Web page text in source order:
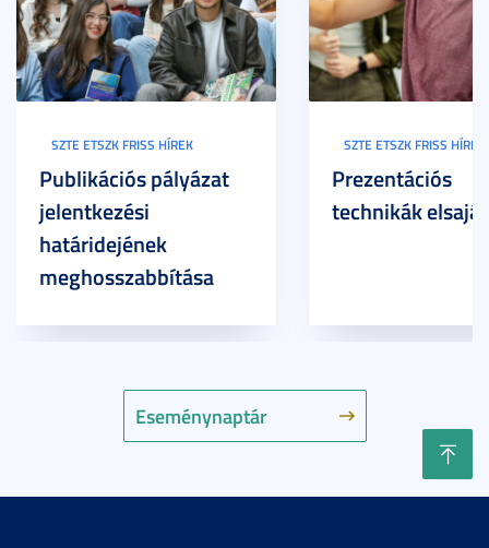
Eseménynaptár
SZTE ETSZK FRISS HÍREK
Publikációs pályázat
jelentkezési
határidejének
meghosszabbítása
SZTE ETSZK FRISS HÍREK
Prezentációs
technikák